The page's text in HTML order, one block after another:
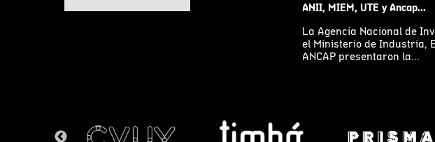
ANII, MIEM, UTE y Ancap...
La Agencia Nacional de
el Ministerio de Industria,
ANCAP presentaron la...